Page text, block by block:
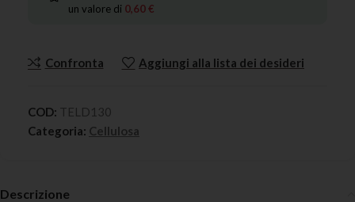
un valore di 0,60€
Confronta Aggiungi alla lista dei desideri
COD: TELD130
Categoria: Cellulosa
Descrizione